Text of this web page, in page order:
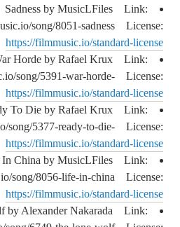
Sadness by MusicLFiles Link:
song/8051-sadness License:
https://filmmusic.io/standard-license
Horde by Rafael Krux Link:
song/5391-war-horde- License:
https://filmmusic.io/standard-license
To Die by Rafael Krux Link:
song/5377-ready-to-die- License:
https://filmmusic.io/standard-license
China by MusicLFiles Link:
song/8056-life-in-china License:
https://filmmusic.io/standard-license
by Alexander Nakarada Link: